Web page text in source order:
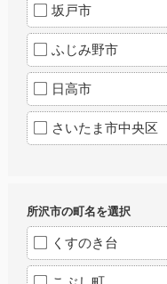
坂戸市
ふじみ野市
日高市
さいたま市中央区
所沢市の町名を選択
くすのき台